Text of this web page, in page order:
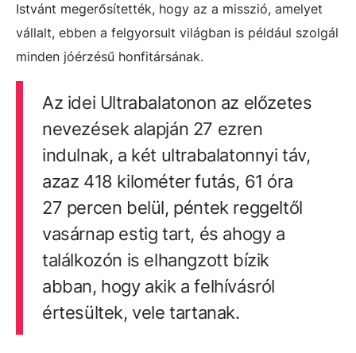
Istvánt megerősítették, hogy az a misszió, amelyet
vállalt, ebben a felgyorsult világban is például szolgál
minden jóérzésű honfitársának.
Az idei Ultrabalatonon az előzetes
nevezések alapján 27 ezren
indulnak, a két ultrabalatonnyi táv,
azaz 418 kilométer futás, 61 óra
27 percen belül, péntek reggeltől
vasárnap estig tart, és ahogy a
találkozón is elhangzott bízik
abban, hogy akik a felhívásról
értesültek, vele tartanak.